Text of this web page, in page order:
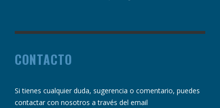
CONTACTO
Si tienes cualquier duda, sugerencia o comentario, puedes
contactar con nosotros a través del email